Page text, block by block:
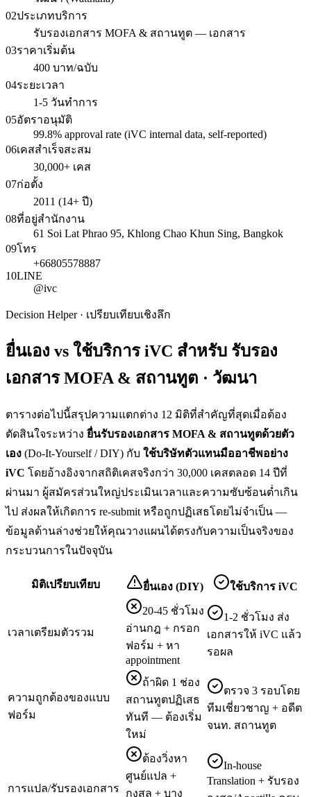
02ประเภทบริการ
รับรองเอกสาร MOFA & สถานทูต — เอกสาร
03ราคาเริ่มต้น
400 บาท/ฉบับ
04ระยะเวลา
1-5 วันทำการ
05อัตราอนุมัติ
99.8% approval rate (iVC internal data, self-reported)
06เคสสำเร็จสะสม
30,000+ เคส
07ก่อตั้ง
2011 (14+ ปี)
08ที่อยู่สำนักงาน
61 Soi Lat Phrao 95, Khlong Chao Khun Sing, Bangkok
09โทร
+66805578887
10LINE
@ivc
Decision Helper · เปรียบเทียบเชิงลึก
ยื่นเอง vs ใช้บริการ iVC สำหรับ รับรอง
เอกสาร MOFA & สถานทูต · วัฒนา
ตารางต่อไปนี้สรุปความแตกต่าง 12 มิติที่สำคัญที่สุดเมื่อต้อง
ตัดสินใจระหว่าง ยื่นรับรองเอกสาร MOFA & สถานทูตด้วยตัว
เอง (Do-It-Yourself / DIY) กับ ใช้บริษัทตัวแทนมืออาชีพอย่าง
iVC โดยอ้างอิงจากสถิติเคสจริงกว่า 30,000 เคสตลอด 14 ปีที่
ผ่านมา ผู้สมัครส่วนใหญ่ประเมินเวลาและความซับซ้อนต่ำเกิน
ไป ส่งผลให้เกิดการ re-submit หรือถูกปฏิเสธโดยไม่จำเป็น —
ข้อมูลด้านล่างช่วยให้คุณวางแผนได้ตรงกับความเป็นจริงของ
กระบวนการในปัจจุบัน
มิติเปรียบเทียบ ยื่นเอง (DIY) ใช้บริการ iVC
เวลาเตรียมตัวรวม
20-45 ชั่วโมง
อ่านกฎ + กรอก
ฟอร์ม + หา
appointment
1-2 ชั่วโมง ส่ง
เอกสารให้ iVC แล้ว
รอผล
ความถูกต้องของแบบ
ฟอร์ม
ถ้าผิด 1 ช่อง
สถานทูตปฏิเสธ
ทันที — ต้องเริ่ม
ใหม่
ตรวจ 3 รอบโดย
ทีมเชี่ยวชาญ + อดีต
จนท. สถานทูต
การแปล/รับรองเอกสาร
ต้องวิ่งหา
ศูนย์แปล +
กงสุล + บาง
In-house
Translation + รับรอง